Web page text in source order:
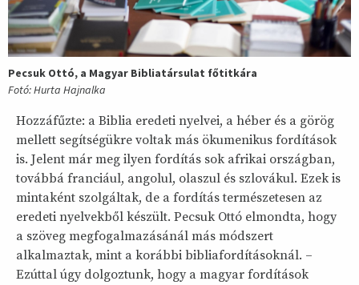
Pecsuk Ottó, a Magyar Bibliatársulat főtitkára
Fotó: Hurta Hajnalka
Hozzáfűzte: a Biblia eredeti nyelvei, a héber és a görög
mellett segítségükre voltak más ökumenikus fordítások
is. Jelent már meg ilyen fordítás sok afrikai országban,
továbbá franciául, angolul, olaszul és szlovákul. Ezek is
mintaként szolgáltak, de a fordítás természetesen az
eredeti nyelvekből készült. Pecsuk Ottó elmondta, hogy
a szöveg megfogalmazásánál más módszert
alkalmaztak, mint a korábbi bibliafordításoknál. –
Ezúttal úgy dolgoztunk, hogy a magyar fordítások